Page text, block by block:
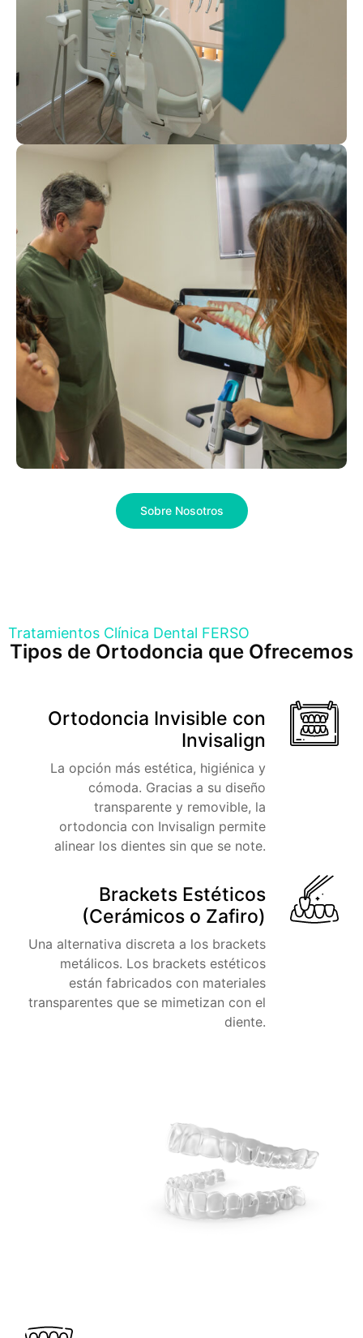
Sobre Nosotros
Tratamientos Clínica Dental FERSO
Tipos de Ortodoncia que Ofrecemos
Ortodoncia Invisible con
Invisalign
La opción más estética, higiénica y
cómoda. Gracias a su diseño
transparente y removible, la
ortodoncia con Invisalign permite
alinear los dientes sin que se note.
Brackets Estéticos
(Cerámicos o Zafiro)
Una alternativa discreta a los brackets
metálicos. Los brackets estéticos
están fabricados con materiales
transparentes que se mimetizan con el
diente.